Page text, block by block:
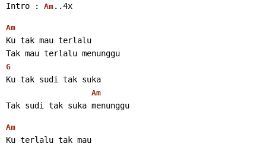
Intro : Am ..4x
Am
Ku tak mau terlalu
Tak mau terlalu menunggu
G
Ku tak sudi tak suka
Am
Tak sudi tak suka menunggu
Am
Ku terlalu tak mau